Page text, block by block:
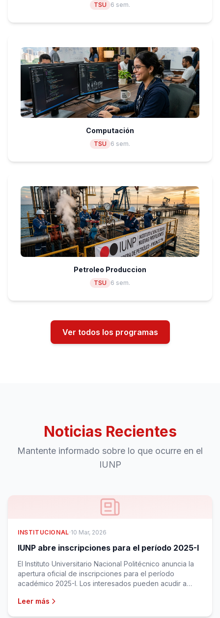
TSU 6 sem.
Computación
TSU 6 sem.
Petroleo Produccion
TSU 6 sem.
Ver todos los programas
Noticias Recientes
Mantente informado sobre lo que ocurre en el
IUNP
INSTITUCIONAL·10 Mar, 2026
IUNP abre inscripciones para el período 2025-I
El Instituto Universitario Nacional Politécnico anuncia la
apertura oficial de inscripciones para el período
académico 2025-I. Los interesados pueden acudir a
Leer más